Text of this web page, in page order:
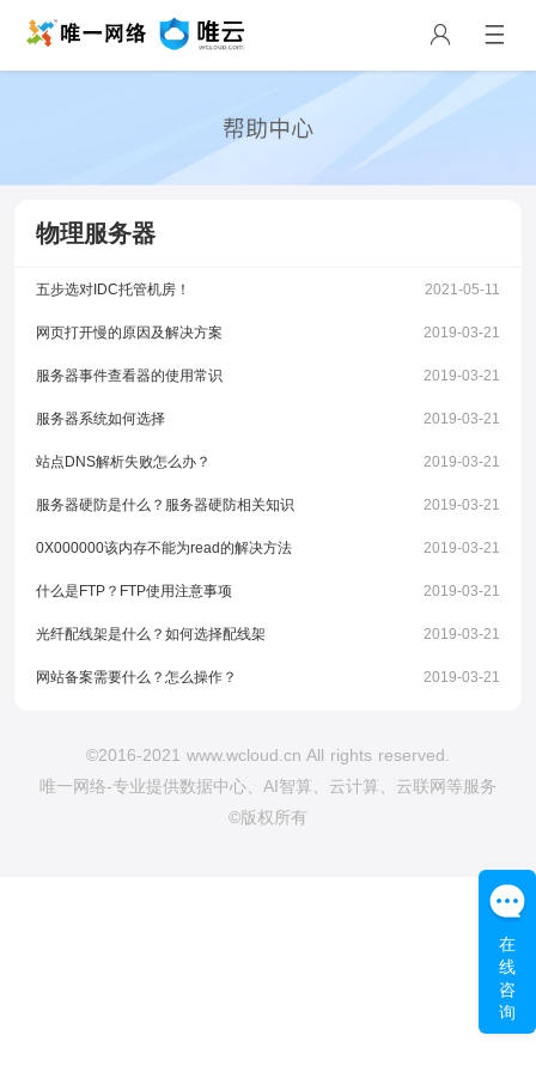
物理服务器
五步选对IDC托管机房！ 2021-05-11
网页打开慢的原因及解决方案 2019-03-21
服务器事件查看器的使用常识 2019-03-21
服务器系统如何选择 2019-03-21
站点DNS解析失败怎么办？ 2019-03-21
服务器硬防是什么？服务器硬防相关知识 2019-03-21
0X000000该内存不能为read的解决方法 2019-03-21
什么是FTP？FTP使用注意事项 2019-03-21
光纤配线架是什么？如何选择配线架 2019-03-21
网站备案需要什么？怎么操作？ 2019-03-21
©2016-2021 www.wcloud.cn All rights reserved.
唯一网络-专业提供数据中心、AI智算、云计算、云联网等服务
©版权所有
在
线
咨
询